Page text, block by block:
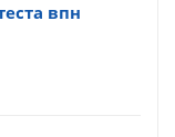
впн